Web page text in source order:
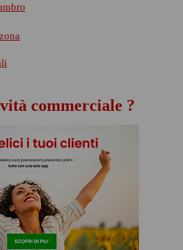
commerciale ?